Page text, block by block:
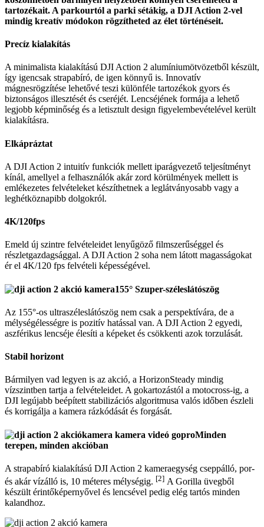
tartozékait. A parkourtól a parki sétákig, a DJI Action 2-vel
mindig kreatív módokon rögzítheted az élet történéseit.
Precíz kialakítás
A minimalista kialakítású DJI Action 2 alumíniumötvözetből készült,
így igencsak strapabíró, de igen könnyű is. Innovatív
mágnesrögzítése lehetővé teszi különféle tartozékok gyors és
biztonságos illesztését és cseréjét. Lencséjének formája a lehető
legjobb képminőség és a letisztult design figyelembevételével került
kialakításra.
Elkápráztat
A DJI Action 2 intuitív funkciók mellett iparágvezető teljesítményt
kínál, amellyel a felhasználók akár zord körülmények mellett is
emlékezetes felvételeket készíthetnek a leglátványosabb vagy a
leghétköznapibb dolgokról.
4K/120fps
Emeld új szintre felvételeidet lenyűgöző filmszerűséggel és
részletgazdagsággal. A DJI Action 2 soha nem látott magasságokat
ér el 4K/120 fps felvételi képességével.
155° Szuper-széleslátószög
Az 155°-os ultraszéleslátószög nem csak a perspektívára, de a
mélységélességre is pozitív hatással van. A DJI Action 2 egyedi,
aszférikus lencséje élesíti a képeket és csökkenti azok torzulását.
Stabil horizont
Bármilyen vad legyen is az akció, a HorizonSteady mindig
vízszintben tartja a felvételeidet. A gokartozástól a motocross-ig, a
DJI legújabb beépített stabilizációs algoritmusa valós időben észleli
és korrigálja a kamera rázkódását és forgását.
Minden
terepen, minden akcióban
A strapabíró kialakítású DJI Action 2 kameraegység cseppálló, por-
és akár vízálló is, 10 méteres mélységig. [2] A Gorilla üvegből
készült érintőképernyővel és lencsével pedig elég tartós minden
kalandhoz.